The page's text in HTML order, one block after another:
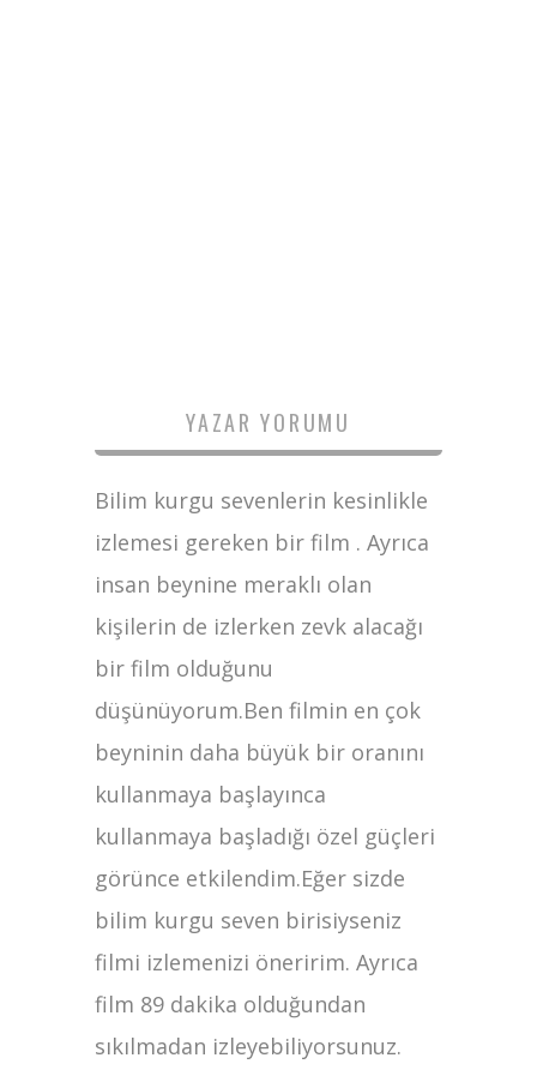
YAZAR YORUMU
Bilim kurgu sevenlerin kesinlikle
izlemesi gereken bir film . Ayrıca
insan beynine meraklı olan
kişilerin de izlerken zevk alacağı
bir film olduğunu
düşünüyorum.Ben filmin en çok
beyninin daha büyük bir oranını
kullanmaya başlayınca
kullanmaya başladığı özel güçleri
görünce etkilendim.Eğer sizde
bilim kurgu seven birisiyseniz
filmi izlemenizi öneririm. Ayrıca
film 89 dakika olduğundan
sıkılmadan izleyebiliyorsunuz.